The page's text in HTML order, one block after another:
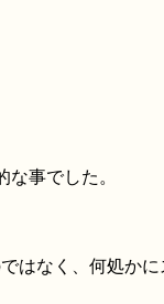
事でした。
なく、何処かに